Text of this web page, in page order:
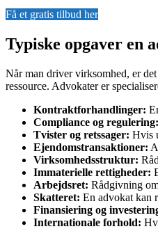
Få et gratis tilbud her
Typiske opgaver en
Når man driver virksomhed, er
ressource. Advokater er
Kontraktforhandlinger:
Compliance og regulering:
Tvister og retssager: Hvis
Ejendomstransaktioner:
Virksomhedsstruktur:
Immaterielle rettigheder:
Arbejdsret: Rådgivning
Skatteret: En advokat kan
Finansiering og
Internationale forhold: